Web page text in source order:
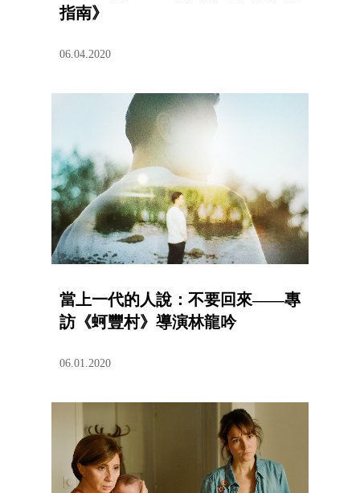
指南》
06.04.2020
當上一代的人說：不要回來——專
訪《蚵豐村》導演林龍吟
06.01.2020